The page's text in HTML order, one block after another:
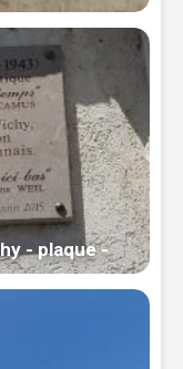
- plaque -